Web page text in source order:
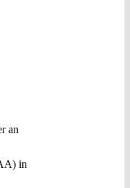
an
in